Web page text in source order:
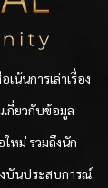
น้นการเล่าเรื่อง
เกี่ยวกับข้อมูล
หม่ รวมถึงนัก
บันประสบการณ์